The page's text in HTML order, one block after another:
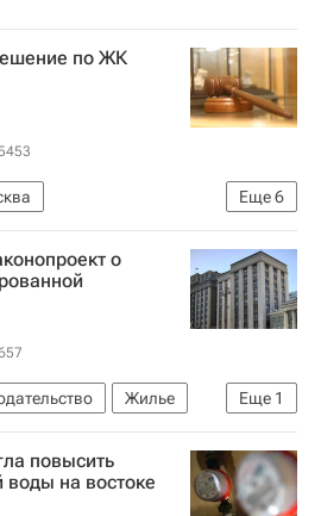
по ЖК
Еще6
суд
Федеральное агентство воздушного транспорта (Росавиация)
Федеральная служба государственной регистрации, кадастра и картографии (Росреестр)
о
Еще 1
Жилье
повысить
воды на востоке